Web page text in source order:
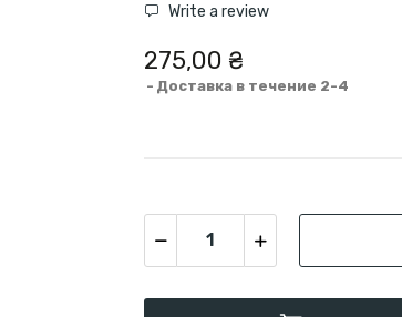
Write a review
275,00 ₴
Доставка в течение 2-4